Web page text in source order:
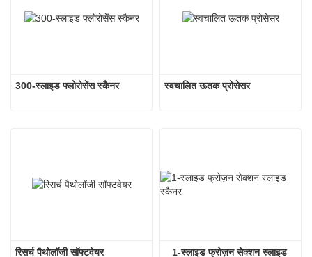
300-स्लाइड फ्लोरोसेंस स्कैनर स्वचालित ऊतक प्रोसेसर
रिसर्च पैथोलॉजी सॉफ्टवेयर
1-स्लाइड फ्रोज़न सेक्शन स्लाइड